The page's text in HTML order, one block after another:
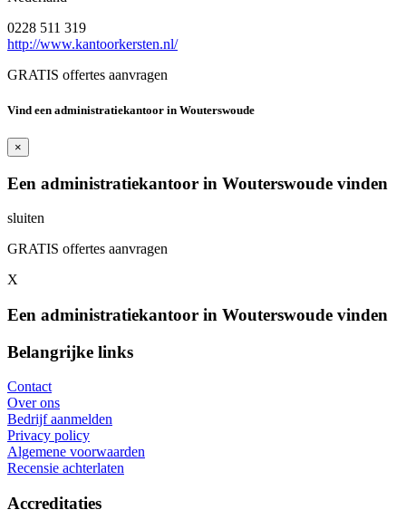
0228 511 319
http://www.kantoorkersten.nl/
GRATIS offertes aanvragen
Vind een administratiekantoor in Wouterswoude
×
Een administratiekantoor in Wouterswoude vinden
sluiten
GRATIS offertes aanvragen
X
Een administratiekantoor in Wouterswoude vinden
Belangrijke links
Contact
Over ons
Bedrijf aanmelden
Privacy policy
Algemene voorwaarden
Recensie achterlaten
Accreditaties